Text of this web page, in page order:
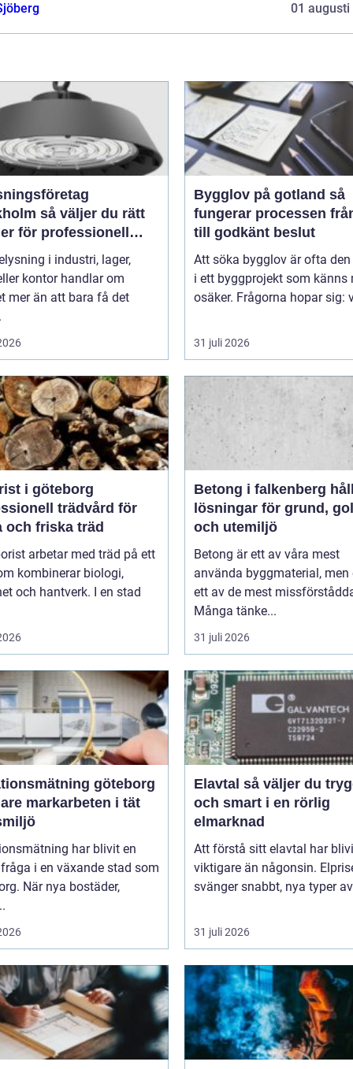
01 augusti
du rätt
för professionell
i industri, lager,
kontor handlar om
mer än att bara få det
Bygglov på gotland så
fungerar processen
till godkänt beslut
Att söka bygglov är ofta
i ett byggprojekt som känns
osäker. Frågorna hopar sig:
31 juli 2026
i göteborg
trädvård för
och friska träd
arbetar med träd på ett
kombinerar biologi,
och hantverk. I en stad
Betong i falkenberg hållbara
lösningar för grund,
och utemiljö
Betong är ett av våra mest
använda byggmaterial, men
ett av de mest
Många tänke...
31 juli 2026
göteborg
markarbeten i tät
har blivit en
i en växande stad som
När nya bostäder,
Elavtal så väljer du tryggt
och smart i en rörlig
elmarknad
Att förstå sitt elavtal har
viktigare än någonsin.
svänger snabbt, nya typer
31 juli 2026